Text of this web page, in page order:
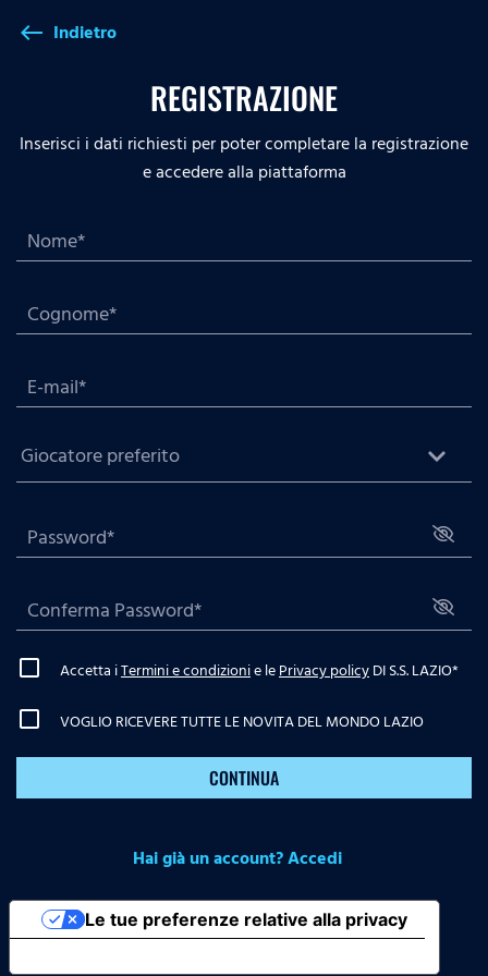
west Indietro
REGISTRAZIONE
Inserisci i dati richiesti per poter completare la registrazione
e accedere alla piattaforma
Accetta iTermini e condizionie lePrivacy policyDI S.S. LAZIO*
VOGLIO RICEVERE TUTTE LE NOVITA DEL MONDO LAZIO
CONTINUA
Hai già un account? Accedi
Le tue preferenze relative alla privacy